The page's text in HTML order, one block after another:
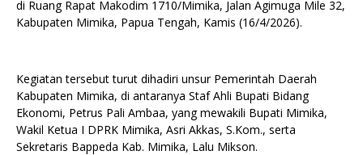
di Ruang Rapat Makodim 1710/Mimika, Jalan Agimuga Mile 32,
Kabupaten Mimika, Papua Tengah, Kamis (16/4/2026).
Kegiatan tersebut turut dihadiri unsur Pemerintah Daerah
Kabupaten Mimika, di antaranya Staf Ahli Bupati Bidang
Ekonomi, Petrus Pali Ambaa, yang mewakili Bupati Mimika,
Wakil Ketua I DPRK Mimika, Asri Akkas, S.Kom., serta
Sekretaris Bappeda Kab. Mimika, Lalu Mikson.